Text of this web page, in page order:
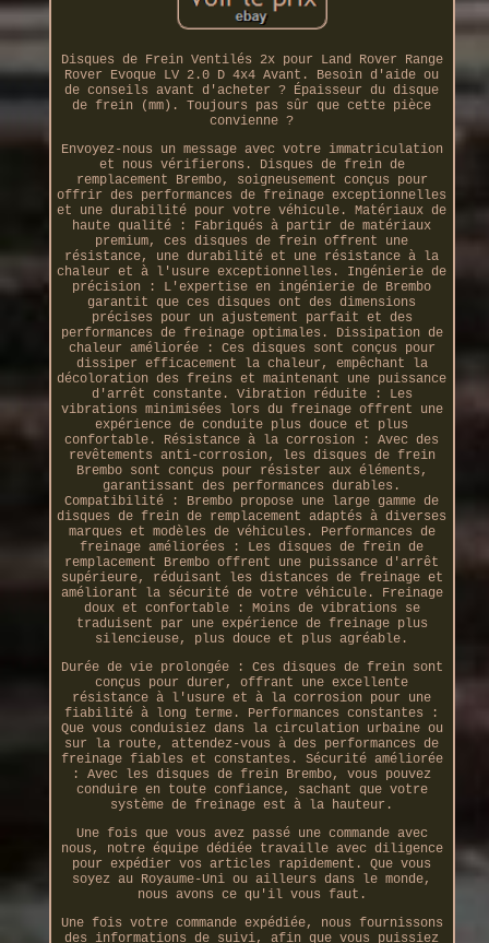
Disques de Frein Ventilés 2x pour Land Rover Range
Rover Evoque LV 2.0 D 4x4 Avant. Besoin d'aide ou
de conseils avant d'acheter ? Épaisseur du disque
de frein (mm). Toujours pas sûr que cette pièce
convienne ?
Envoyez-nous un message avec votre immatriculation
et nous vérifierons. Disques de frein de
remplacement Brembo, soigneusement conçus pour
offrir des performances de freinage exceptionnelles
et une durabilité pour votre véhicule. Matériaux de
haute qualité : Fabriqués à partir de matériaux
premium, ces disques de frein offrent une
résistance, une durabilité et une résistance à la
chaleur et à l'usure exceptionnelles. Ingénierie de
précision : L'expertise en ingénierie de Brembo
garantit que ces disques ont des dimensions
précises pour un ajustement parfait et des
performances de freinage optimales. Dissipation de
chaleur améliorée : Ces disques sont conçus pour
dissiper efficacement la chaleur, empêchant la
décoloration des freins et maintenant une puissance
d'arrêt constante. Vibration réduite : Les
vibrations minimisées lors du freinage offrent une
expérience de conduite plus douce et plus
confortable. Résistance à la corrosion : Avec des
revêtements anti-corrosion, les disques de frein
Brembo sont conçus pour résister aux éléments,
garantissant des performances durables.
Compatibilité : Brembo propose une large gamme de
disques de frein de remplacement adaptés à diverses
marques et modèles de véhicules. Performances de
freinage améliorées : Les disques de frein de
remplacement Brembo offrent une puissance d'arrêt
supérieure, réduisant les distances de freinage et
améliorant la sécurité de votre véhicule. Freinage
doux et confortable : Moins de vibrations se
traduisent par une expérience de freinage plus
silencieuse, plus douce et plus agréable.
Durée de vie prolongée : Ces disques de frein sont
conçus pour durer, offrant une excellente
résistance à l'usure et à la corrosion pour une
fiabilité à long terme. Performances constantes :
Que vous conduisiez dans la circulation urbaine ou
sur la route, attendez-vous à des performances de
freinage fiables et constantes. Sécurité améliorée
: Avec les disques de frein Brembo, vous pouvez
conduire en toute confiance, sachant que votre
système de freinage est à la hauteur.
Une fois que vous avez passé une commande avec
nous, notre équipe dédiée travaille avec diligence
pour expédier vos articles rapidement. Que vous
soyez au Royaume-Uni ou ailleurs dans le monde,
nous avons ce qu'il vous faut.
Une fois votre commande expédiée, nous fournissons
des informations de suivi, afin que vous puissiez